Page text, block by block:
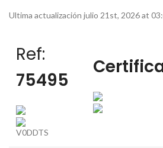
Ultima actualización julio 21st, 2026 at
Ref:
75495
V0DDTS